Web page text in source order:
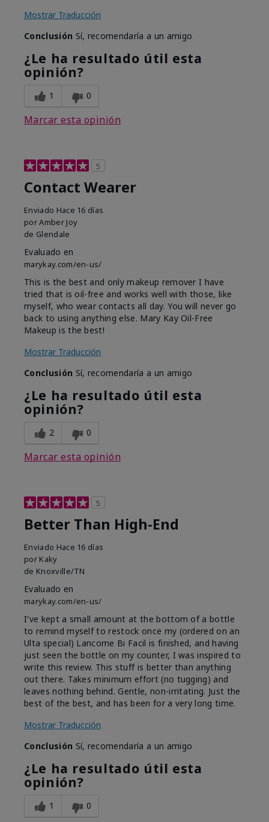
Mostrar Traducción
Conclusión Sí, recomendaría a un amigo
¿Le ha resultado útil esta
opinión?
1 0
Marcar esta opinión
5
Contact Wearer
Enviado Hace 16 días
porAmber Joy
de Glendale
Evaluado en
marykay.com/en-us/
This is the best and only makeup remover I have
tried that is oil-free and works well with those, like
myself, who wear contacts all day. You will never go
back to using anything else. Mary Kay Oil-Free
Makeup is the best!
Mostrar Traducción
Conclusión Sí, recomendaría a un amigo
¿Le ha resultado útil esta
opinión?
2 0
Marcar esta opinión
5
Better Than High-End
Enviado Hace 16 días
por Kaky
de Knoxville/TN
Evaluado en
marykay.com/en-us/
I've kept a small amount at the bottom of a bottle
to remind myself to restock once my (ordered on an
Ulta special) Lancome Bi Facil is finished, and having
just seen the bottle on my counter, I was inspired to
write this review. This stuff is better than anything
out there. Takes minimum effort (no tugging) and
leaves nothing behind. Gentle, non-irritating. Just the
best of the best, and has been for a very long time.
Mostrar Traducción
Conclusión Sí, recomendaría a un amigo
¿Le ha resultado útil esta
opinión?
1 0